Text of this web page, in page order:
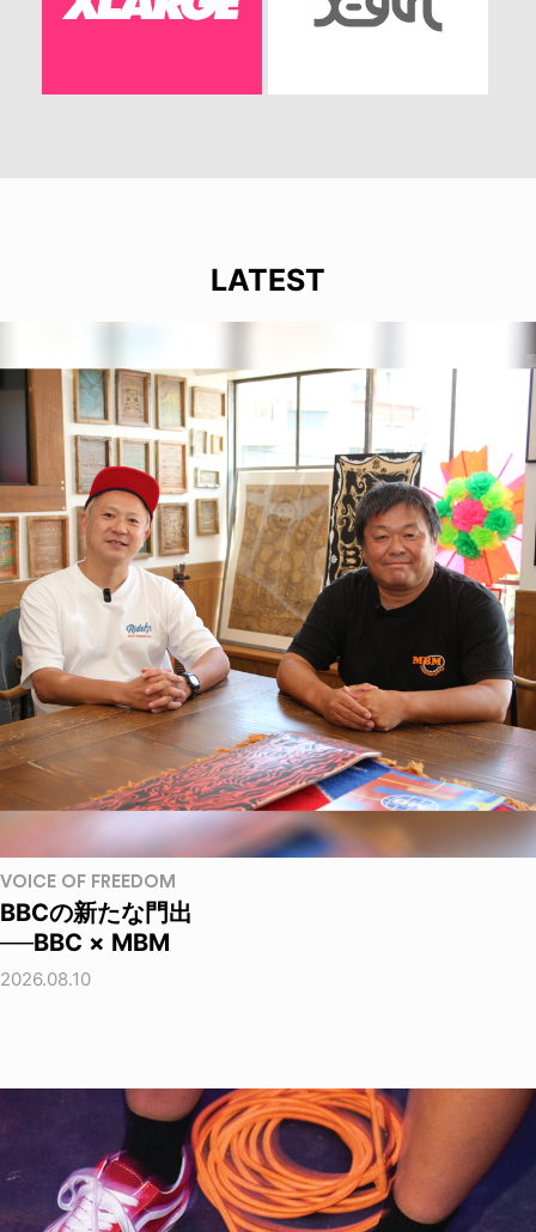
LATEST
VOICE OF FREEDOM
BBCの新たな門出
──BBC × MBM
2026.08.10